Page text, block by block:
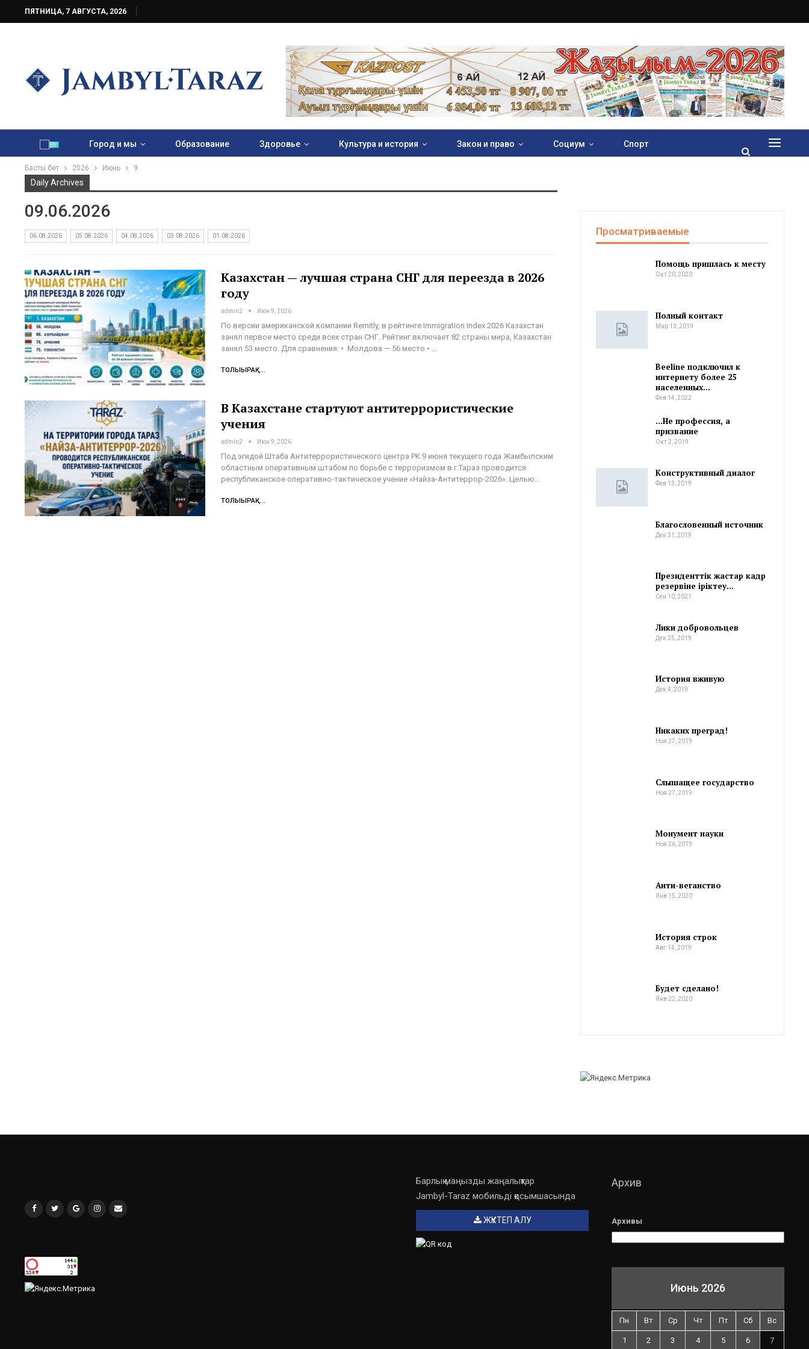
ПЯТНИЦА, 7 АВГУСТА, 2026
Город и мы Образование Здоровье Культура и история Закон и право Социум Спорт
Басты бет 2026 Июнь 9
Daily Archives
09.06.2026
06.08.2026 05.08.2026 04.08.2026 03.08.2026 01.08.2026
Казахстан — лучшая страна СНГ для переезда в 2026
году
admin2 Июн 9, 2026
По версии американской компании Remitly, в рейтинге Immigration Index 2026 Казахстан
занял первое место среди всех стран СНГ. Рейтинг включает 82 страны мира, Казахстан
занял 53 место. Для сравнения: • Молдова — 56 место • …
ТОЛЫҒЫРАҚ...
В Казахстане стартуют антитеррористические
учения
admin2 Июн 9, 2026
Под эгидой Штаба Антитеррористического центра РК 9 июня текущего года Жамбылским
областным оперативным штабом по борьбе с терроризмом в г.Тараз проводится
республиканское оперативно-тактическое учение «Найза-Антитеррор-2026». Целью…
ТОЛЫҒЫРАҚ...
Просматриваемые
Помощь пришлась к месту
Окт 20, 2020
Полный контакт
Мар 13, 2019
Beeline подключил к
интернету более 25
населенных…
Фев 14, 2022
…Не профессия, а
призвание
Окт 2, 2019
Конструктивный диалог
Фев 13, 2019
Благословенный источник
Дек 31, 2019
Президенттік жастар кадр
резервіне іріктеу…
Сен 10, 2021
Лики добровольцев
Дек 25, 2019
История вживую
Дек 4, 2019
Никаких преград!
Ноя 27, 2019
Слышащее государство
Ноя 27, 2019
Монумент науки
Ноя 26, 2019
Анти-веганство
Янв 15, 2020
История строк
Авг 14, 2019
Будет сделано!
Янв 22, 2020
Барлық маңызды жаңалықтар
Jambyl-Taraz мобильді қосымшасында
ЖҮКТЕП АЛУ
Архив
Архивы
Июнь 2026
Пн Вт Ср Чт Пт Сб Вс
1 2 3 4 5 6 7